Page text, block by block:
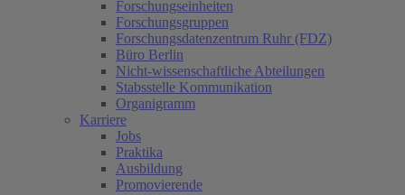
Forschungseinheiten
Forschungsgruppen
Forschungsdatenzentrum Ruhr (FDZ)
Büro Berlin
Nicht-wissenschaftliche Abteilungen
Stabsstelle Kommunikation
Organigramm
Karriere
Jobs
Praktika
Ausbildung
Promovierende